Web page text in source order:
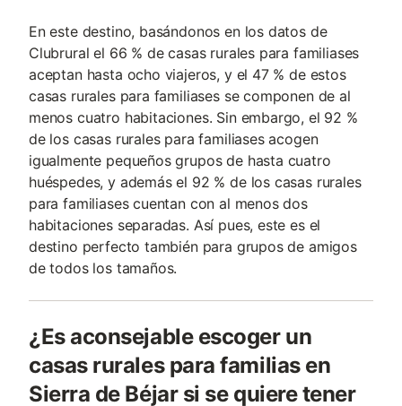
En este destino, basándonos en los datos de
Clubrural el 66 % de casas rurales para familiases
aceptan hasta ocho viajeros, y el 47 % de estos
casas rurales para familiases se componen de al
menos cuatro habitaciones. Sin embargo, el 92 %
de los casas rurales para familiases acogen
igualmente pequeños grupos de hasta cuatro
huéspedes, y además el 92 % de los casas rurales
para familiases cuentan con al menos dos
habitaciones separadas. Así pues, este es el
destino perfecto también para grupos de amigos
de todos los tamaños.
¿Es aconsejable escoger un
casas rurales para familias en
Sierra de Béjar si se quiere tener